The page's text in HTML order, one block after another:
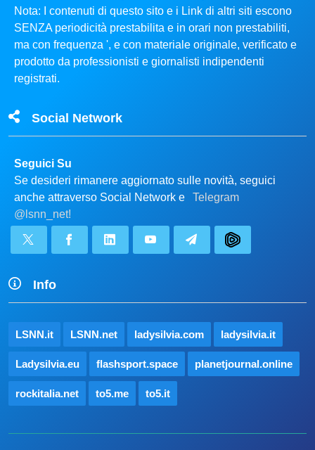
Nota: I contenuti di questo sito e i Link di altri siti escono
SENZA periodicità prestabilita e in orari non prestabiliti,
ma con frequenza ', e con materiale originale, verificato e
prodotto da professionisti e giornalisti indipendenti
registrati.
Social Network
Seguici Su
Se desideri rimanere aggiornato sulle novità, seguici
anche attraverso Social Network e
Telegram
@lsnn_net!
Info
LSNN.it LSNN.net ladysilvia.com ladysilvia.it
Ladysilvia.eu flashsport.space planetjournal.online
rockitalia.net to5.me to5.it